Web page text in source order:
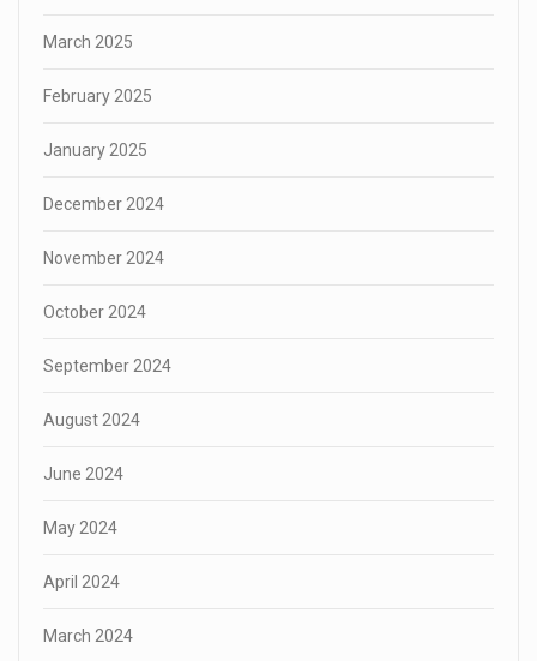
March 2025
February 2025
January 2025
December 2024
November 2024
October 2024
September 2024
August 2024
June 2024
May 2024
April 2024
March 2024